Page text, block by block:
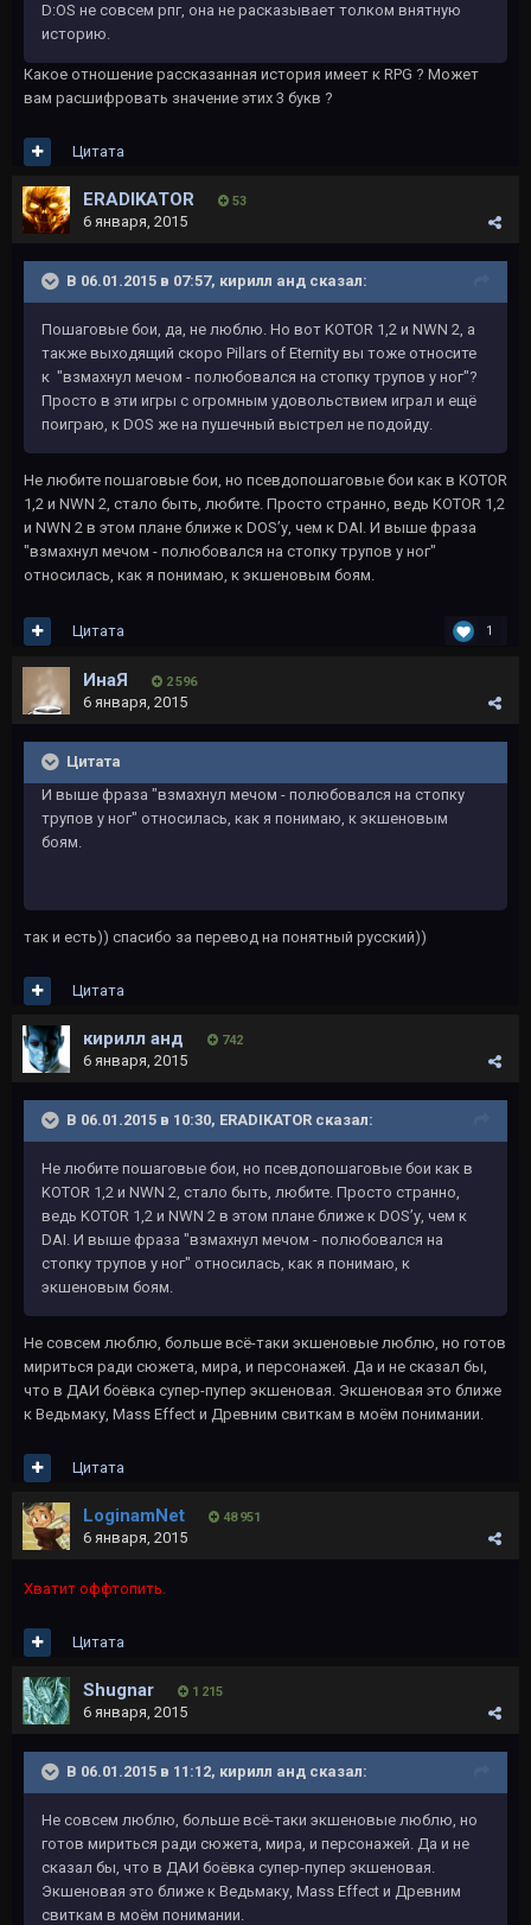
D:OS не совсем рпг, она не расказывает толком внятную
историю.
Какое отношение рассказанная история имеет к RPG ? Может
вам расшифровать значение этих 3 букв ?
Цитата
ERADIKATOR 53
6 января, 2015
В 06.01.2015 в 07:57, кирилл анд сказал:
Пошаговые бои, да, не люблю. Но вот KOTOR 1,2 и NWN 2, а
также выходящий скоро Pillars of Eternity вы тоже относите
к "взмахнул мечом - полюбовался на стопку трупов у ног"?
Просто в эти игры с огромным удовольствием играл и ещё
поиграю, к DOS же на пушечный выстрел не подойду.
Не любите пошаговые бои, но псевдопошаговые бои как в KOTOR
1,2 и NWN 2, стало быть, любите. Просто странно, ведь KOTOR 1,2
и NWN 2 в этом плане ближе к DOS’у, чем к DAI. И выше фраза
"взмахнул мечом - полюбовался на стопку трупов у ног"
относилась, как я понимаю, к экшеновым боям.
1
Цитата
ИнаЯ 2 596
6 января, 2015
Цитата
И выше фраза "взмахнул мечом - полюбовался на стопку
трупов у ног" относилась, как я понимаю, к экшеновым
боям.
так и есть)) спасибо за перевод на понятный русский))
Цитата
кирилл анд 742
6 января, 2015
В 06.01.2015 в 10:30, ERADIKATOR сказал:
Не любите пошаговые бои, но псевдопошаговые бои как в
KOTOR 1,2 и NWN 2, стало быть, любите. Просто странно,
ведь KOTOR 1,2 и NWN 2 в этом плане ближе к DOS’у, чем к
DAI. И выше фраза "взмахнул мечом - полюбовался на
стопку трупов у ног" относилась, как я понимаю, к
экшеновым боям.
Не совсем люблю, больше всё-таки экшеновые люблю, но готов
мириться ради сюжета, мира, и персонажей. Да и не сказал бы,
что в ДАИ боёвка супер-пупер экшеновая. Экшеновая это ближе
к Ведьмаку, Mass Effect и Древним свиткам в моём понимании.
Цитата
LoginamNet 48 951
6 января, 2015
Хватит оффтопить.
Цитата
Shugnar 1 215
6 января, 2015
В 06.01.2015 в 11:12, кирилл анд сказал:
Не совсем люблю, больше всё-таки экшеновые люблю, но
готов мириться ради сюжета, мира, и персонажей. Да и не
сказал бы, что в ДАИ боёвка супер-пупер экшеновая.
Экшеновая это ближе к Ведьмаку, Mass Effect и Древним
свиткам в моём понимании.